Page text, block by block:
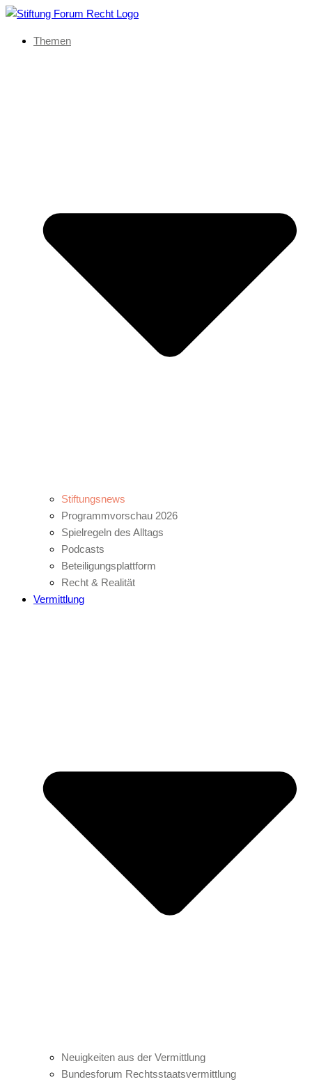
Themen
Stiftungsnews
Programmvorschau 2026
Spielregeln des Alltags
Podcasts
Beteiligungsplattform
Recht & Realität
Vermittlung
Neuigkeiten aus der Vermittlung
Bundesforum Rechtsstaatsvermittlung